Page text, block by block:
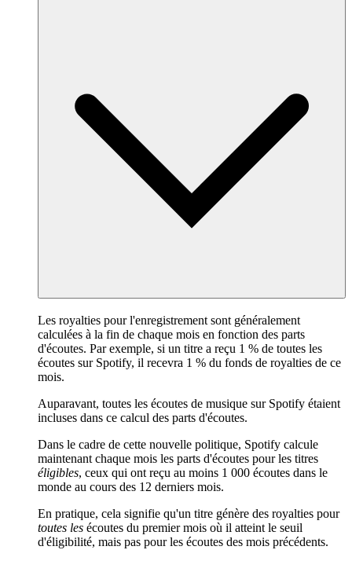
Les royalties pour l'enregistrement sont généralement
calculées à la fin de chaque mois en fonction des parts
d'écoutes. Par exemple, si un titre a reçu 1 % de toutes les
écoutes sur Spotify, il recevra 1 % du fonds de royalties de ce
mois.
Auparavant, toutes les écoutes de musique sur Spotify étaient
incluses dans ce calcul des parts d'écoutes.
Dans le cadre de cette nouvelle politique, Spotify calcule
maintenant chaque mois les parts d'écoutes pour les titres
éligibles, ceux qui ont reçu au moins 1 000 écoutes dans le
monde au cours des 12 derniers mois.
En pratique, cela signifie qu'un titre génère des royalties pour
toutes les écoutes du premier mois où il atteint le seuil
d'éligibilité, mais pas pour les écoutes des mois précédents.